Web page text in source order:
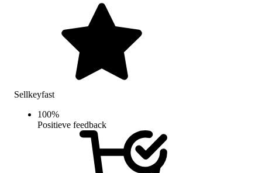
Sellkeyfast
100%
Positieve feedback